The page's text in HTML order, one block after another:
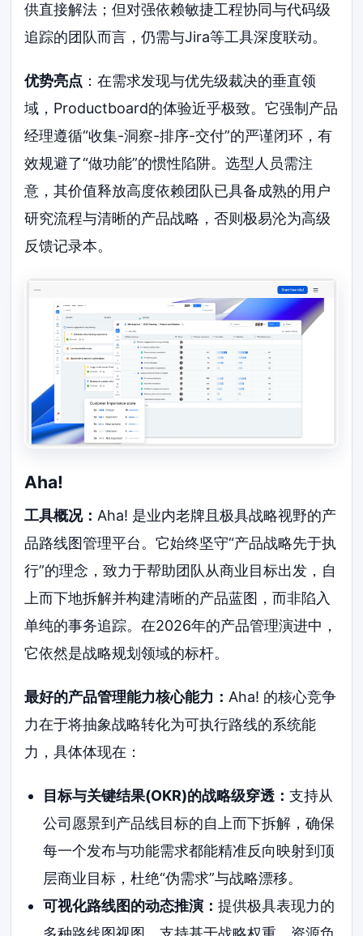
供直接解法；但对强依赖敏捷工程协同与代码级
追踪的团队而言，仍需与Jira等工具深度联动。
优势亮点 ：在需求发现与优先级裁决的垂直领
域，Productboard的体验近乎极致。它强制产品
经理遵循“收集-洞察-排序-交付”的严谨闭环，有
效规避了“做功能”的惯性陷阱。选型人员需注
意，其价值释放高度依赖团队已具备成熟的用户
研究流程与清晰的产品战略，否则极易沦为高级
反馈记录本。
Aha!
工具概况： Aha! 是业内老牌且极具战略视野的产
品路线图管理平台。它始终坚守“产品战略先于执
行”的理念，致力于帮助团队从商业目标出发，自
上而下地拆解并构建清晰的产品蓝图，而非陷入
单纯的事务追踪。在2026年的产品管理演进中，
它依然是战略规划领域的标杆。
最好的产品管理能力核心能力： Aha! 的核心竞争
力在于将抽象战略转化为可执行路线的系统能
力，具体体现在：
目标与关键结果(OKR)的战略级穿透： 支持从
公司愿景到产品线目标的自上而下拆解，确保
每一个发布与功能需求都能精准反向映射到顶
层商业目标，杜绝“伪需求”与战略漂移。
可视化路线图的动态推演： 提供极具表现力的